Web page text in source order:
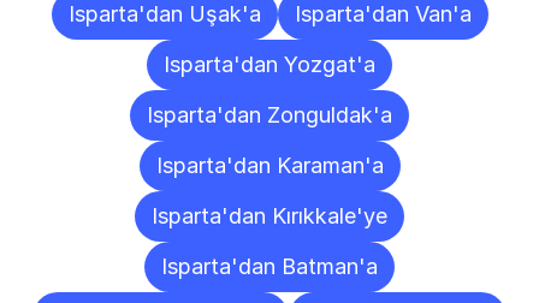
Isparta'dan Uşak'a
Isparta'dan Van'a
Isparta'dan Yozgat'a
Isparta'dan Zonguldak'a
Isparta'dan Karaman'a
Isparta'dan Kırıkkale'ye
Isparta'dan Batman'a